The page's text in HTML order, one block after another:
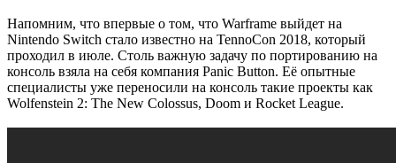
Напомним, что впервые о том, что Warframe выйдет на
Nintendo Switch стало известно на TennoCon 2018, который
проходил в июле. Столь важную задачу по портированию на
консоль взяла на себя компания Panic Button. Её опытные
специалисты уже переносили на консоль такие проекты как
Wolfenstein 2: The New Colossus, Doom и Rocket League.